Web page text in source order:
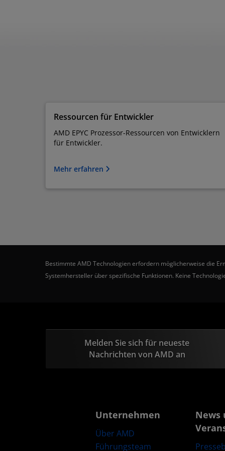
Ressourcen für Entwickler
AMD EPYC Prozessor-Ressourcen von Entwicklern
für Entwickler.
Mehr erfahren
Bestimmte AMD Technologien erfordern möglicherweise die
Systemhersteller über spezifische Funktionen. Keine
Melden Sie sich für neueste
Nachrichten von AMD an
Unternehmen
Über AMD
Führungsteam
News